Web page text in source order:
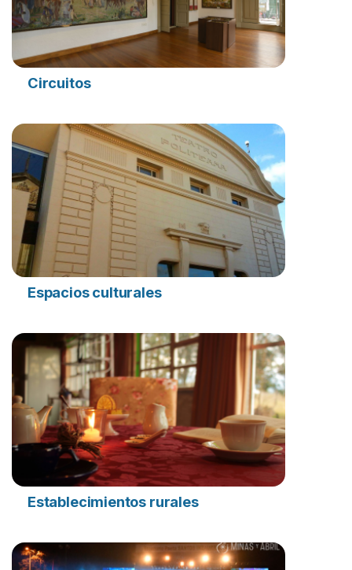
Circuitos
Espacios culturales
Establecimientos rurales